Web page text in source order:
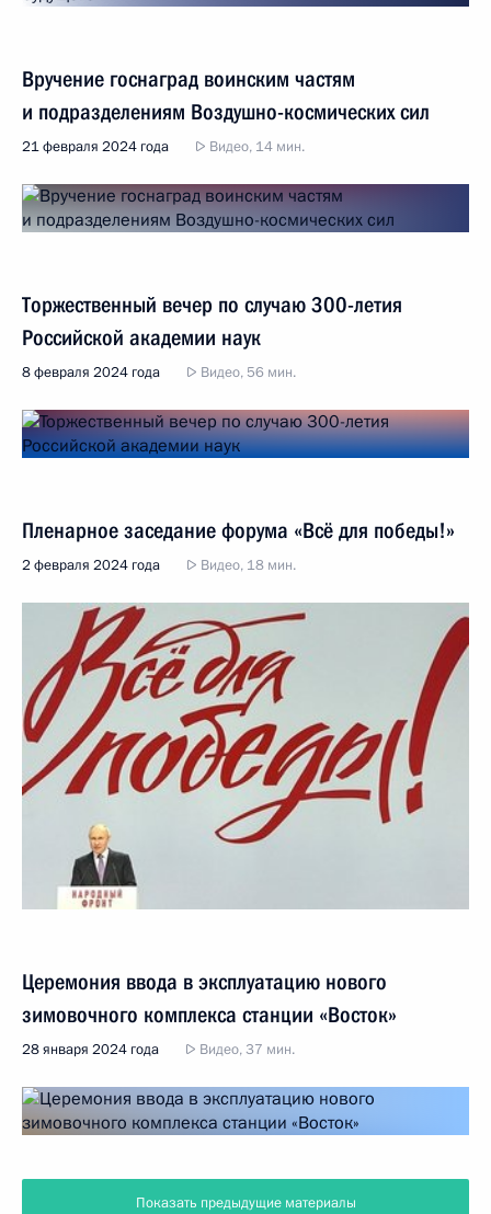
Вручение госнаград воинским частям
и подразделениям Воздушно-космических сил
21 февраля 2024 года Видео, 14 мин.
Торжественный вечер по случаю 300-летия
Российской академии наук
8 февраля 2024 года Видео, 56 мин.
Пленарное заседание форума «Всё для победы!»
2 февраля 2024 года Видео, 18 мин.
Церемония ввода в эксплуатацию нового
зимовочного комплекса станции «Восток»
28 января 2024 года Видео, 37 мин.
Показать предыдущие материалы